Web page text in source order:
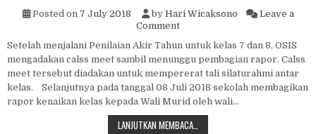
Posted on 7 July 2018 by Hari Wicaksono
Leave a
Commenton CLASS MEET DAN
Setelah menjalani Penilaian Akir Tahun untuk kelas 7 dan 8, OSIS
mengadakan calss meet sambil menunggu pembagian rapor. Calss
meet tersebut diadakan untuk mempererat tali silaturahmi antar
kelas. Selanjutnya pada tanggal 08 Juli 2018 sekolah membagikan
rapor kenaikan kelas kepada Wali Murid oleh wali…
LANJUTKAN MEMBACA…